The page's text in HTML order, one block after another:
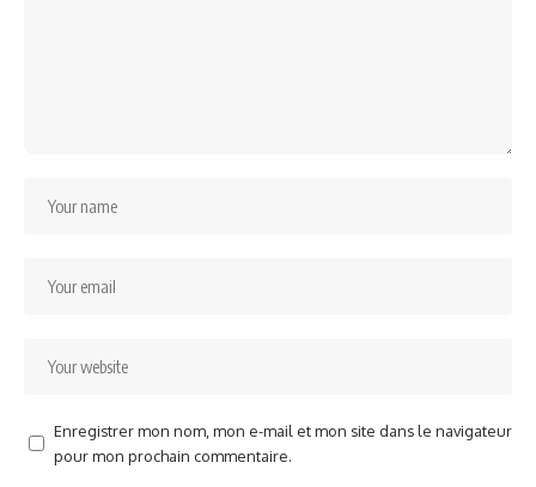
Enregistrer mon nom, mon e-mail et mon site dans le navigateur
pour mon prochain commentaire.